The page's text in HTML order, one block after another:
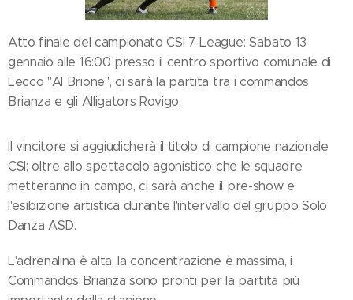
Atto finale del campionato CSI 7-League: Sabato 13
gennaio alle 16:00 presso il centro sportivo comunale di
Lecco "Al Brione", ci sarà la partita tra i commandos
Brianza e gli Alligators Rovigo.
Il vincitore si aggiudicherà il titolo di campione nazionale
CSI; oltre allo spettacolo agonistico che le squadre
metteranno in campo, ci sarà anche il pre-show e
l'esibizione artistica durante l'intervallo del gruppo Solo
Danza ASD.
L'adrenalina è alta, la concentrazione è massima, i
Commandos Brianza sono pronti per la partita più